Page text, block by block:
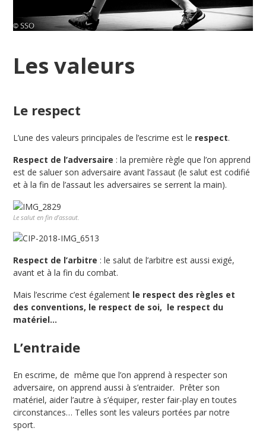
Les valeurs
Le respect
L’une des valeurs principales de l’escrime est le respect.
Respect de l’adversaire : la première règle que l’on apprend
est de saluer son adversaire avant l’assaut (le salut est codifié
et à la fin de l’assaut les adversaires se serrent la main).
Le salut en fin d’assaut.
Respect de l’arbitre : le salut de l’arbitre est aussi exigé,
avant et à la fin du combat.
Mais l’escrime c’est également le respect des règles et
des conventions, le respect de soi, le respect du
matériel…
L’entraide
En escrime, de même que l’on apprend à respecter son
adversaire, on apprend aussi à s’entraider. Prêter son
matériel, aider l’autre à s’équiper, rester fair-play en toutes
circonstances… Telles sont les valeurs portées par notre
sport.